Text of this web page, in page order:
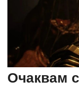
Очаквам